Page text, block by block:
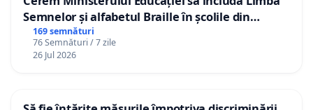
Semnelor și alfabetul Braille în școlile din
Republica Moldova!
169 semnături
76 Semnături / 7 zile
26 Jul 2026